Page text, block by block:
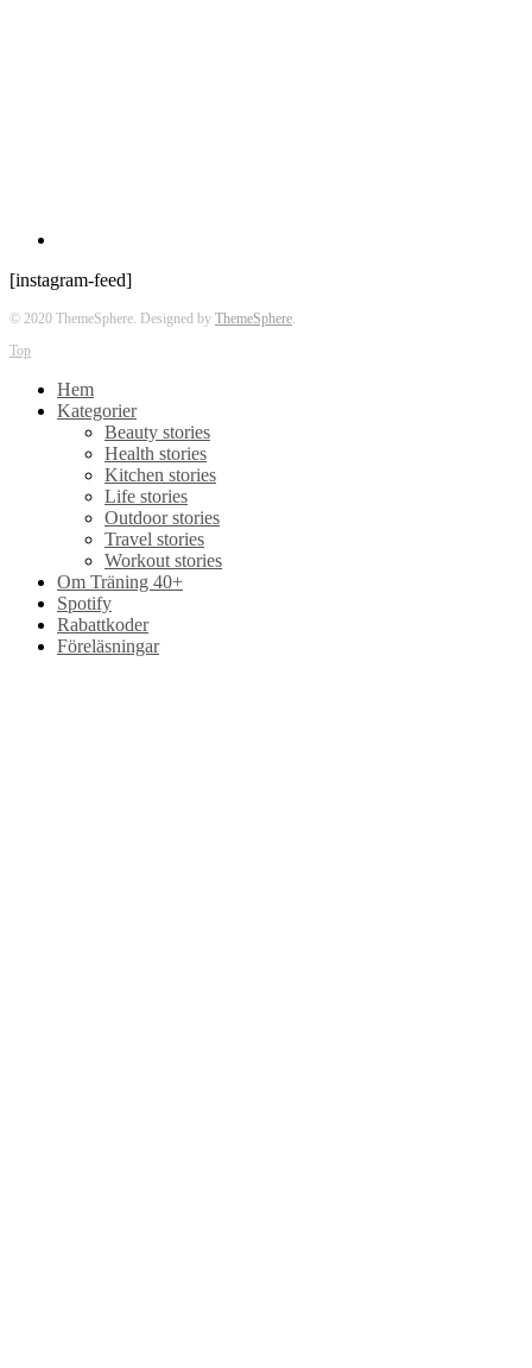
[instagram-feed]
© 2020 ThemeSphere. Designed by ThemeSphere
Top
Hem
Kategorier
Beauty stories
Health stories
Kitchen stories
Life stories
Outdoor stories
Travel stories
Workout stories
Om Träning 40+
Spotify
Rabattkoder
Föreläsningar